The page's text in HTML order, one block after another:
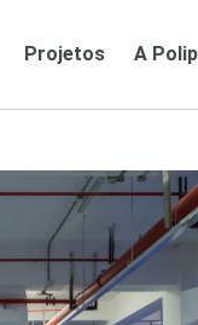
Projetos A